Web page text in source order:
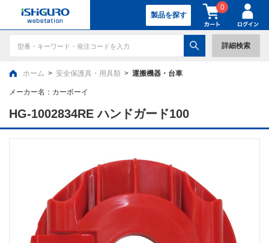
製品を探す
0
詳細検索
ホーム > 安全保護具・用具類 > 運搬機器・台車
メーカー名： カーボーイ
HG-1002834RE ハンドガード100